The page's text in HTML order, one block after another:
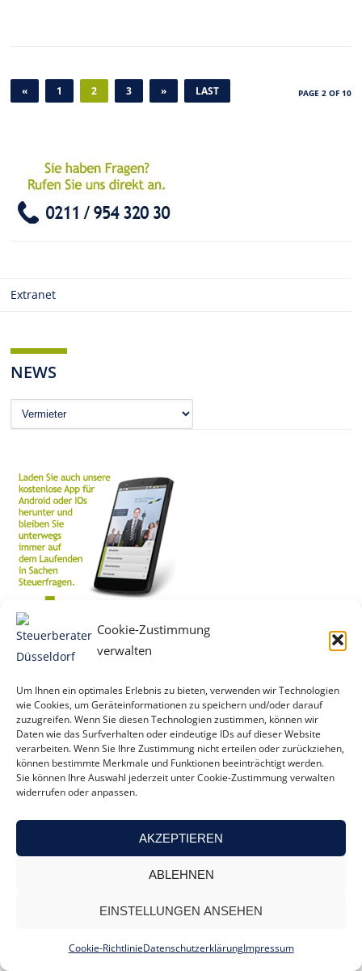
Cookie-Zustimmung
verwalten
Um Ihnen ein optimales Erlebnis zu bieten, verwenden wir Technologien
wie Cookies, um Geräteinformationen zu speichern und/oder darauf
zuzugreifen. Wenn Sie diesen Technologien zustimmen, können wir
Daten wie das Surfverhalten oder eindeutige IDs auf dieser Website
verarbeiten. Wenn Sie Ihre Zustimmung nicht erteilen oder zurückziehen,
können bestimmte Merkmale und Funktionen beeinträchtigt werden.
Sie können Ihre Auswahl jederzeit unter Cookie-Zustimmung verwalten
widerrufen oder anpassen.
AKZEPTIEREN
ABLEHNEN
EINSTELLUNGEN ANSEHEN
Cookie-RichtlinieDatenschutzerklärungImpressum
PAGE 2 OF 10
« 1 2 3 » LAST
Extranet
NEWS
News
Für Existenzgründer
Für Privatpersonen
Für Unternehmen